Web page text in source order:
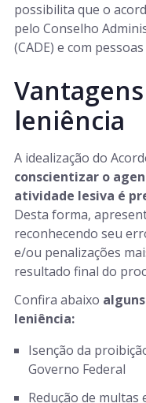
possibilita que o
pelo Conselho
(CADE) e com
leniência
A idealização do
conscientizar o
atividade lesiva é
Desta forma,
reconhecendo seu
e/ou penalizações
resultado final do
Confira abaixo
leniência:
Isenção da
Governo Federal
Redução de